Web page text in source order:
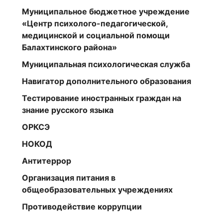
Муниципальное бюджетное учреждение
«Центр психолого-педагогической,
медицинской и социальной помощи
Балахтинского района»
Муниципальная психологическая служба
Навигатор дополнительного образования
Тестирование иностранных граждан на
знание русского языка
ОРКСЭ
НОКОД
Антитеррор
Организация питания в
общеобразовательных учреждениях
Противодействие коррупции